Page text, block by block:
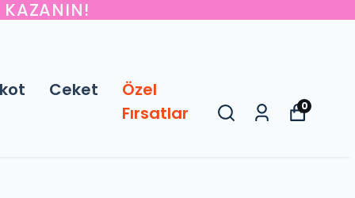
KAZANIN!
Ceket
Özel
Fırsatlar
0